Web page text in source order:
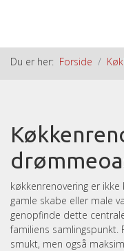
Du er her: Forside
køkkenrenovering er
gamle skabe eller male
genopfinde dette
familiens samlingspunkt.
smukt, men også